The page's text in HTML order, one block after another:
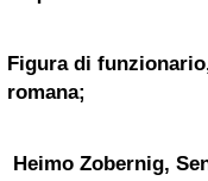
Figura di
romana;
Heimo Zobernig,